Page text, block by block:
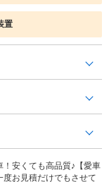
置
！安くても高品質♪【愛車
お見積だけでもさせて